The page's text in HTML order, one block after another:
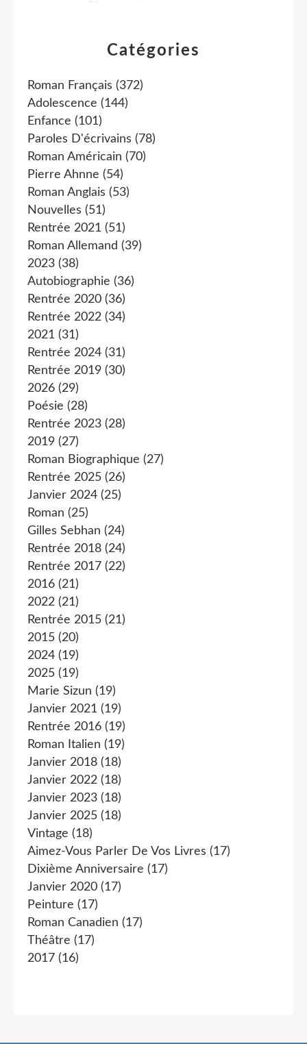
Catégories
Roman Français (372)
Adolescence (144)
Enfance (101)
Paroles D'écrivains (78)
Roman Américain (70)
Pierre Ahnne (54)
Roman Anglais (53)
Nouvelles (51)
Rentrée 2021 (51)
Roman Allemand (39)
2023 (38)
Autobiographie (36)
Rentrée 2020 (36)
Rentrée 2022 (34)
2021 (31)
Rentrée 2024 (31)
Rentrée 2019 (30)
2026 (29)
Poésie (28)
Rentrée 2023 (28)
2019 (27)
Roman Biographique (27)
Rentrée 2025 (26)
Janvier 2024 (25)
Roman (25)
Gilles Sebhan (24)
Rentrée 2018 (24)
Rentrée 2017 (22)
2016 (21)
2022 (21)
Rentrée 2015 (21)
2015 (20)
2024 (19)
2025 (19)
Marie Sizun (19)
Janvier 2021 (19)
Rentrée 2016 (19)
Roman Italien (19)
Janvier 2018 (18)
Janvier 2022 (18)
Janvier 2023 (18)
Janvier 2025 (18)
Vintage (18)
Aimez-Vous Parler De Vos Livres (17)
Dixième Anniversaire (17)
Janvier 2020 (17)
Peinture (17)
Roman Canadien (17)
Théâtre (17)
2017 (16)